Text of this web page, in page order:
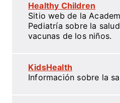
Healthy Children
Sitio web de la
Pediatría sobre la
vacunas de los niños.
KidsHealth
Información sobre la